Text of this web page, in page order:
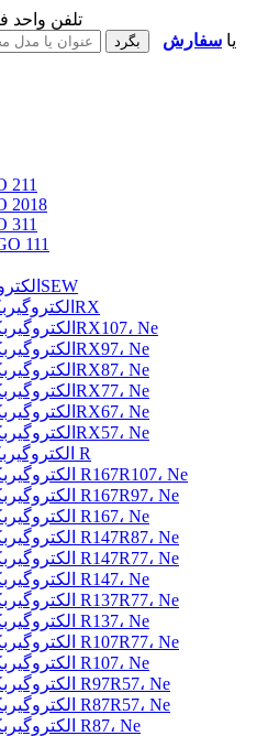
تلفن واحد فروش:
یا سفارش
211
2018
311
111
الکتروگیربکس هلیکالSEW
الکتروگیربکس سریRX
الکتروگیربکسRX107، Ne
الکتروگیربکسRX97، Ne
الکتروگیربکسRX87، Ne
الکتروگیربکسRX77، Ne
الکتروگیربکسRX67، Ne
الکتروگیربکسRX57، Ne
الکتروگیربکس سری R
الکتروگیربکس R167R107، Ne
الکتروگیربکس R167R97، Ne
الکتروگیربکس R167، Ne
الکتروگیربکس R147R87، Ne
الکتروگیربکس R147R77، Ne
الکتروگیربکس R147، Ne
الکتروگیربکس R137R77، Ne
الکتروگیربکس R137، Ne
الکتروگیربکس R107R77، Ne
الکتروگیربکس R107، Ne
الکتروگیربکس R97R57، Ne
الکتروگیربکس R87R57، Ne
الکتروگیربکس R87، Ne